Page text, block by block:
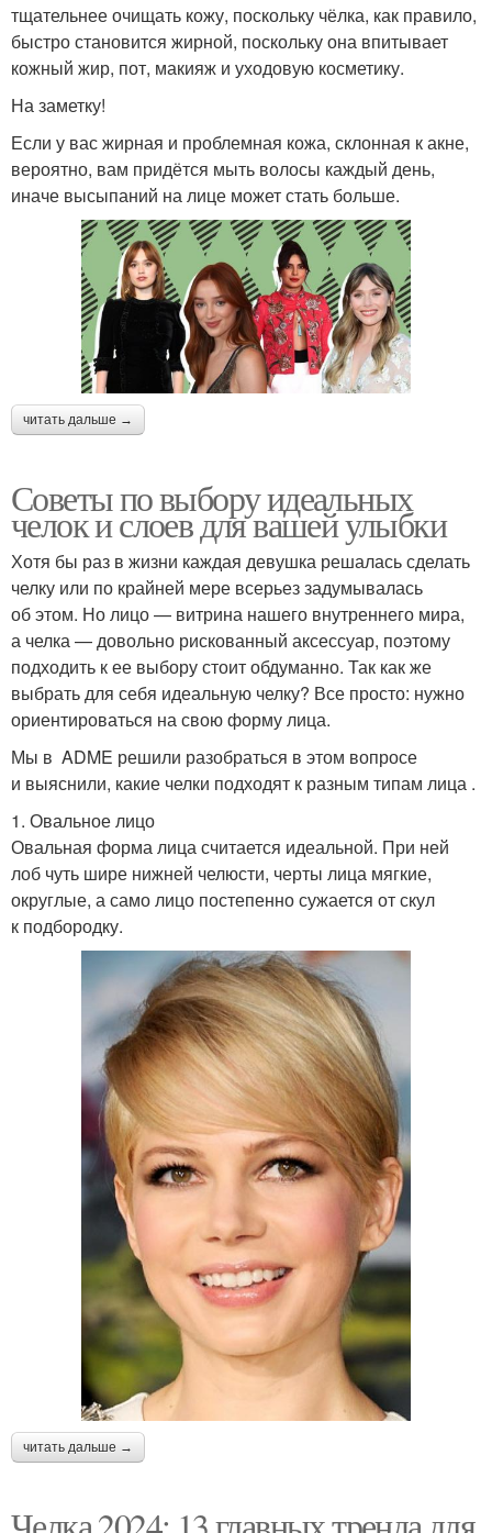
тщательнее очищать кожу, поскольку чёлка, как правило,
быстро становится жирной, поскольку она впитывает
кожный жир, пот, макияж и уходовую косметику.
На заметку!
Если у вас жирная и проблемная кожа, склонная к акне,
вероятно, вам придётся мыть волосы каждый день,
иначе высыпаний на лице может стать больше.
читать дальше →
Советы по выбору идеальных
челок и слоев для вашей улыбки
Хотя бы раз в жизни каждая девушка решалась сделать
челку или по крайней мере всерьез задумывалась
об этом. Но лицо — витрина нашего внутреннего мира,
а челка — довольно рискованный аксессуар, поэтому
подходить к ее выбору стоит обдуманно. Так как же
выбрать для себя идеальную челку? Все просто: нужно
ориентироваться на свою форму лица.
Мы в ADME решили разобраться в этом вопросе
и выяснили, какие челки подходят к разным типам лица .
1. Овальное лицо
Овальная форма лица считается идеальной. При ней
лоб чуть шире нижней челюсти, черты лица мягкие,
округлые, а само лицо постепенно сужается от скул
к подбородку.
читать дальше →